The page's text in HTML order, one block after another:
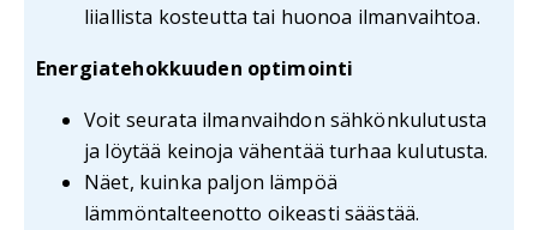
liiallista kosteutta tai huonoa ilmanvaihtoa.
Energiatehokkuuden optimointi
Voit seurata ilmanvaihdon sähkönkulutusta
ja löytää keinoja vähentää turhaa kulutusta.
Näet, kuinka paljon lämpöä
lämmöntalteenotto oikeasti säästää.